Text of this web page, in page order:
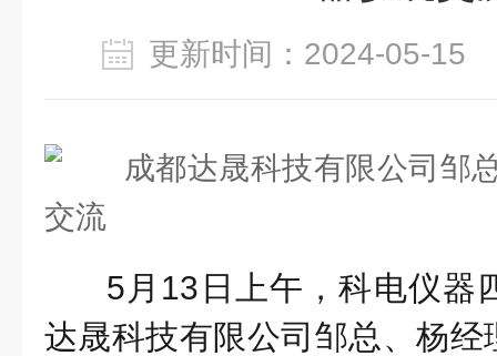
更新时间：2024-05-
5月13日上午，科电仪器
达晟科技有限公司邹总、杨